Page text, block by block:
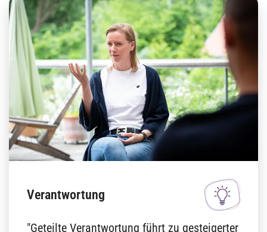
Verantwortung
"Geteilte Verantwortung führt zu gesteigerter